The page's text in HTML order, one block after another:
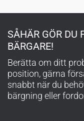
SÅHÄR GÖR DU
BÄRGARE!
Berätta om ditt
position, gärna
snabbt när du
bärgning eller